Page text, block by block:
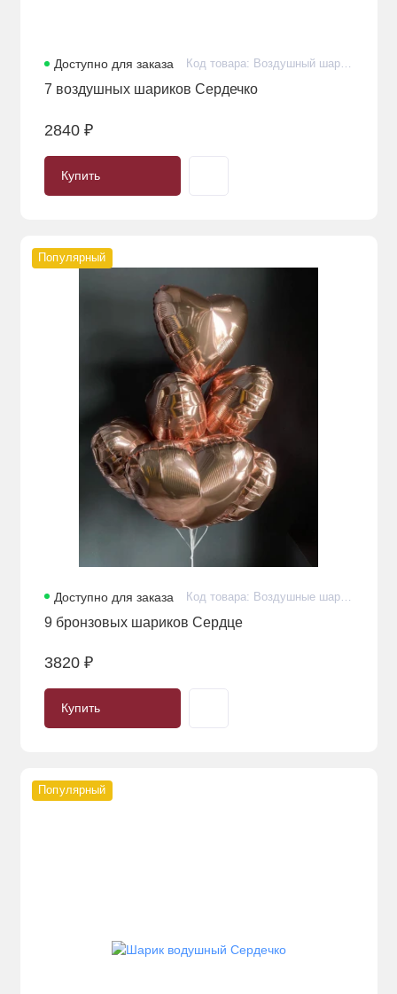
Доступно для заказа Код товара: Воздушный шарик гелиевый фольгированный премиум в количестве 7 штук
7 воздушных шариков Сердечко
2840 ₽
Купить
Популярный
Доступно для заказа Код товара: Воздушные шарики с гелием премиум в количестве 9 штук
9 бронзовых шариков Сердце
3820 ₽
Купить
Популярный